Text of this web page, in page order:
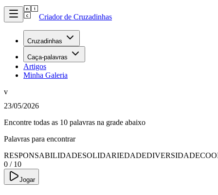
Criador de Cruzadinhas
Cruzadinhas
Caça-palavras
Artigos
Minha Galeria
v
23/05/2026
Encontre todas as 10 palavras na grade abaixo
Palavras para encontrar
RESPONSABILIDADESOLIDARIEDADEDIVERSIDADE
0 / 10
Jogar